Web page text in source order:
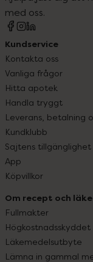
med oss.
Kundservice
Kontakta oss
Vanliga frågor
Hitta apotek
Handla tryggt
Leverans, betalning
Kundklubb
Sajtens tillgänglighet
App
Köpvillkor
Om recept och
Fullmakter
Högkostnadsskyddet
Läkemedelsutbyte
Lämna in gammal